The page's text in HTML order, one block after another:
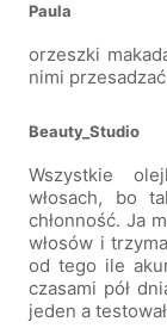
Paula
orzeszki
nimi
Beauty_Studio
Wszystkie
włosach, bo
chłonność. Ja
włosów i
od tego ile
czasami pół
jeden a